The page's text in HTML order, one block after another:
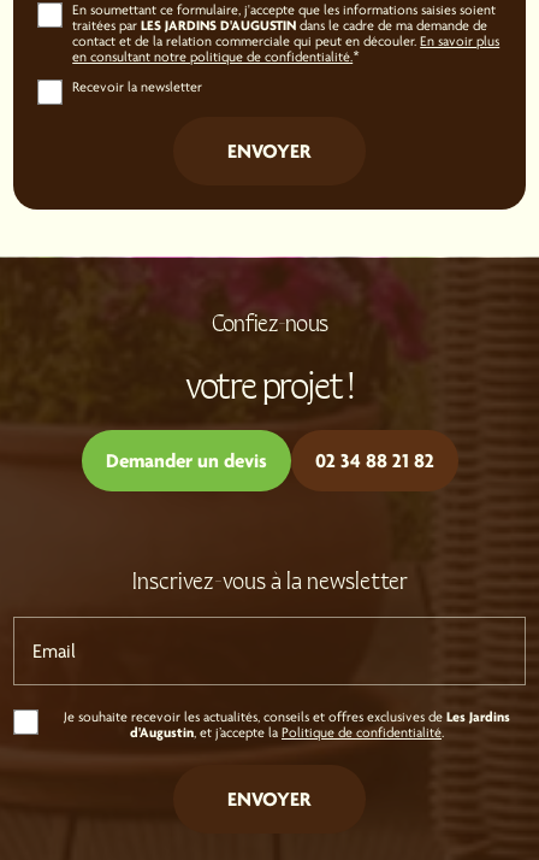
En soumettant ce formulaire, j'accepte que les informations saisies soient
traitées parLES JARDINS D'AUGUSTIN dans le cadre de ma demande de
contact et de la relation commerciale qui peut en découler.En savoir plus
en consultant notre politique de confidentialité. *
Recevoir la newsletter
Confiez-nous
votre projet !
Demander un devis 02 34 88 21 82
Inscrivez-vous à la newsletter
Email
Je souhaite recevoir les actualités, conseils et offres exclusives de Les Jardins
d'Augustin, et j’accepte la Politique de confidentialité.